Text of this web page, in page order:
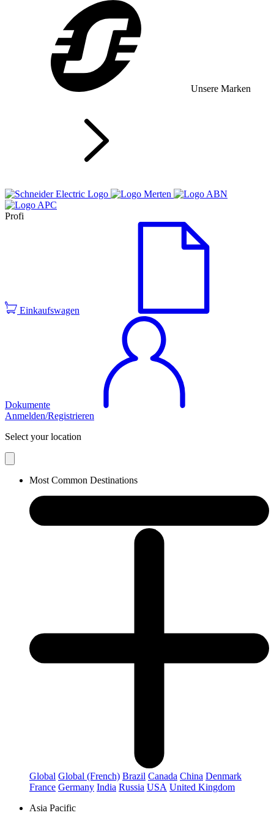
Unsere Marken
Profi
Einkaufswagen
Dokumente
Anmelden/Registrieren
Select your location
Most Common Destinations
Global Global (French) Brazil Canada China Denmark
France Germany India Russia USA United Kingdom
Asia Pacific